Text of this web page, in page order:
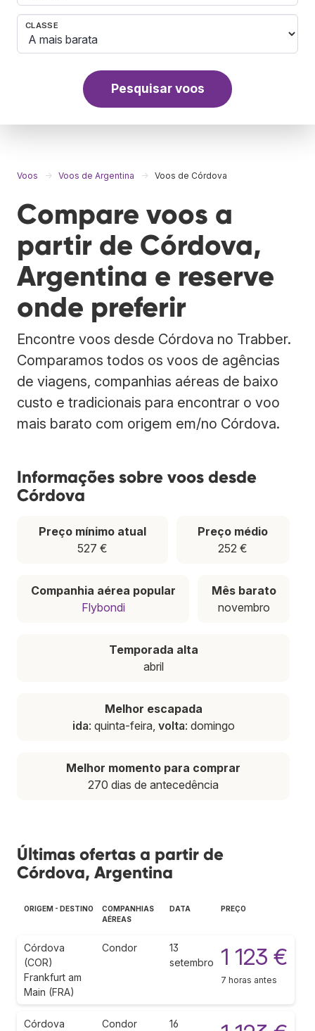
CLASSE
Pesquisar voos
Voos Voos de Argentina Voos de Córdova
Compare voos a
partir de Córdova,
Argentina e reserve
onde preferir
Encontre voos desde Córdova no Trabber.
Comparamos todos os voos de agências
de viagens, companhias aéreas de baixo
custo e tradicionais para encontrar o voo
mais barato com origem em/no Córdova.
Informações sobre voos desde
Córdova
Preço mínimo atual
527 €
Preço médio
252 €
Companhia aérea popular
Flybondi
Mês barato
novembro
Temporada alta
abril
Melhor escapada
ida: quinta-feira, volta: domingo
Melhor momento para comprar
270 dias de antecedência
Últimas ofertas a partir de
Córdova, Argentina
ORIGEM - DESTINO
COMPANHIAS
AÉREAS
DATA PREÇO
Córdova
(COR)
Frankfurt am
Main (FRA)
Condor
13
setembro
1 123 €
7 horas antes
Córdova Condor 16